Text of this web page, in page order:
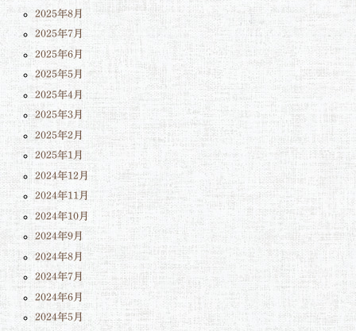
2025年8月
2025年7月
2025年6月
2025年5月
2025年4月
2025年3月
2025年2月
2025年1月
2024年12月
2024年11月
2024年10月
2024年9月
2024年8月
2024年7月
2024年6月
2024年5月